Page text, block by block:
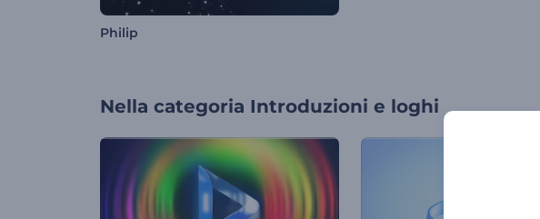
Philip
Nella categoria Introduzioni e loghi